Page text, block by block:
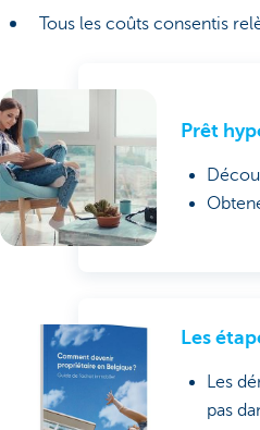
Tous les coûts consentis
Prêt
Les
Les
pas